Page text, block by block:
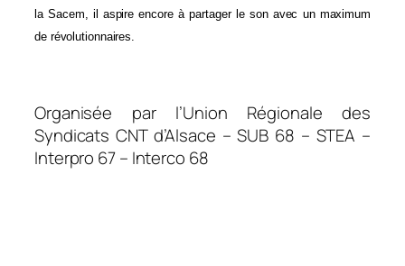
la Sacem, il aspire encore à partager le son avec un maximum
de révolutionnaires.
Organisée par l’Union Régionale des
Syndicats CNT d’Alsace – SUB 68 – STEA –
Interpro 67 – Interco 68